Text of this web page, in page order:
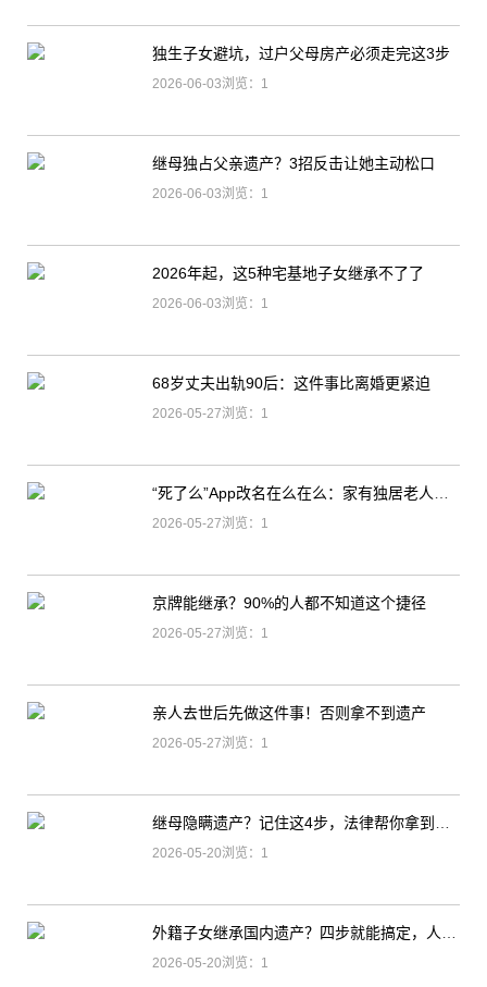
独生子女避坑，过户父母房产必须走完这3步
2026-06-03浏览：1
继母独占父亲遗产？3招反击让她主动松口
2026-06-03浏览：1
2026年起，这5种宅基地子女继承不了了
2026-06-03浏览：1
68岁丈夫出轨90后：这件事比离婚更紧迫
2026-05-27浏览：1
“死了么”App改名在么在么：家有独居老人的要注意
2026-05-27浏览：1
京牌能继承？90%的人都不知道这个捷径
2026-05-27浏览：1
亲人去世后先做这件事！否则拿不到遗产
2026-05-27浏览：1
继母隐瞒遗产？记住这4步，法律帮你拿到应得份额！
2026-05-20浏览：1
外籍子女继承国内遗产？四步就能搞定，人在国外也不用回！
2026-05-20浏览：1